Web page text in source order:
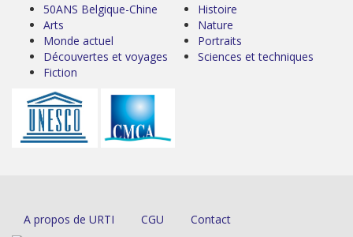
50ANS Belgique-Chine
Arts
Monde actuel
Découvertes et voyages
Fiction
Histoire
Nature
Portraits
Sciences et techniques
A propos de URTI CGU Contact